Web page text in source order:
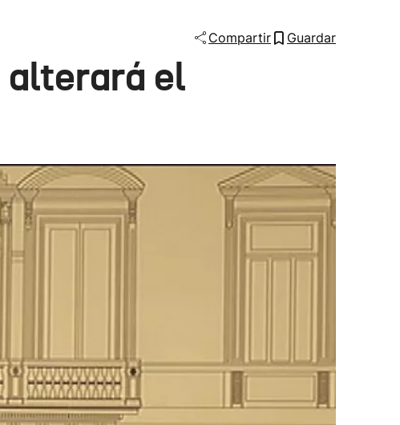
Compartir Guardar
alterará el